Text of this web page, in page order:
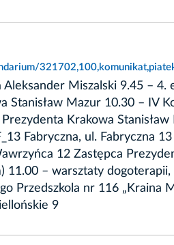
Aleksander Miszalski 9.45 –
Stanisław Mazur 10.30 – IV
Prezydenta Krakowa
Fabryczna, ul. Fabryczna
12 Zastępca
11.00 – warsztaty
Przedszkola nr 116 „Kraina
9